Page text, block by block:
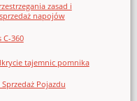
zasad i
napojów
C-360
tajemnic pomnika
Pojazdu